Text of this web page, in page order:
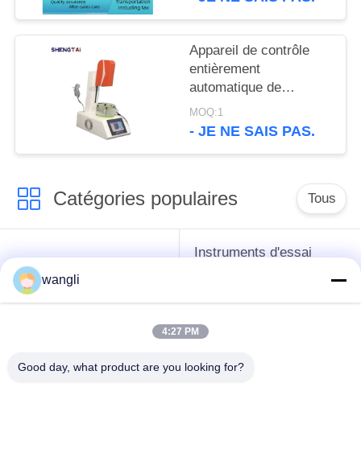
Appareil de contrôle
entièrement
automatique de
pénétration de la
paraffine GB/T4985-
MOQ:1
- JE NE SAIS PAS.
Catégories populaires Tous
instruments de essai
de pétrole
Instruments d'essai
graisse
Équipement d'essai
d'huile de
wangli
4:27 PM
Good day, what product are you looking for?